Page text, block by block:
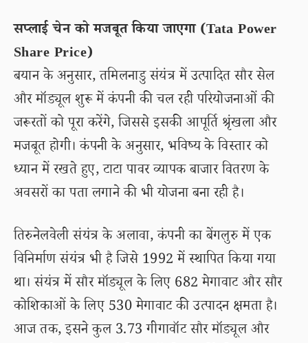
सप्लाई चेन को मजबूत किया जाएगा (Tata Power
Share Price)
बयान के अनुसार, तमिलनाडु संयंत्र में उत्पादित सौर सेल
और मॉड्यूल शुरू में कंपनी की चल रही परियोजनाओं की
जरूरतों को पूरा करेंगे, जिससे इसकी आपूर्ति श्रृंखला और
मजबूत होगी। कंपनी के अनुसार, भविष्य के विस्तार को
ध्यान में रखते हुए, टाटा पावर व्यापक बाजार वितरण के
अवसरों का पता लगाने की भी योजना बना रही है।
तिरुनेलवेली संयंत्र के अलावा, कंपनी का बेंगलुरु में एक
विनिर्माण संयंत्र भी है जिसे 1992 में स्थापित किया गया
था। संयंत्र में सौर मॉड्यूल के लिए 682 मेगावाट और सौर
कोशिकाओं के लिए 530 मेगावाट की उत्पादन क्षमता है।
आज तक, इसने कुल 3.73 गीगावॉट सौर मॉड्यूल और